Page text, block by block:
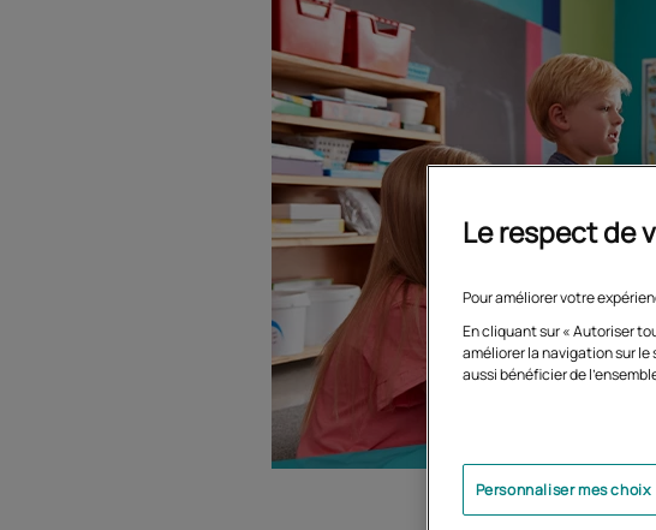
Le respect de
Pour améliorer votre
En cliquant sur « Autoriser
améliorer la navigation sur
aussi bénéficier de
Personnaliser mes choix